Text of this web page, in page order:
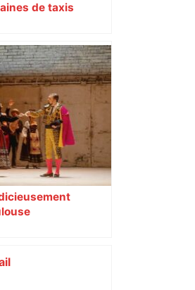
de taxis
d’euros
des licences de
supportés par le